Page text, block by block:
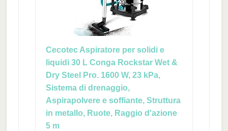
Cecotec Aspiratore per solidi e
liquidi 30 L Conga Rockstar Wet &
Dry Steel Pro. 1600 W, 23 kPa,
Sistema di drenaggio,
Aspirapolvere e soffiante, Struttura
in metallo, Ruote, Raggio d'azione
5 m